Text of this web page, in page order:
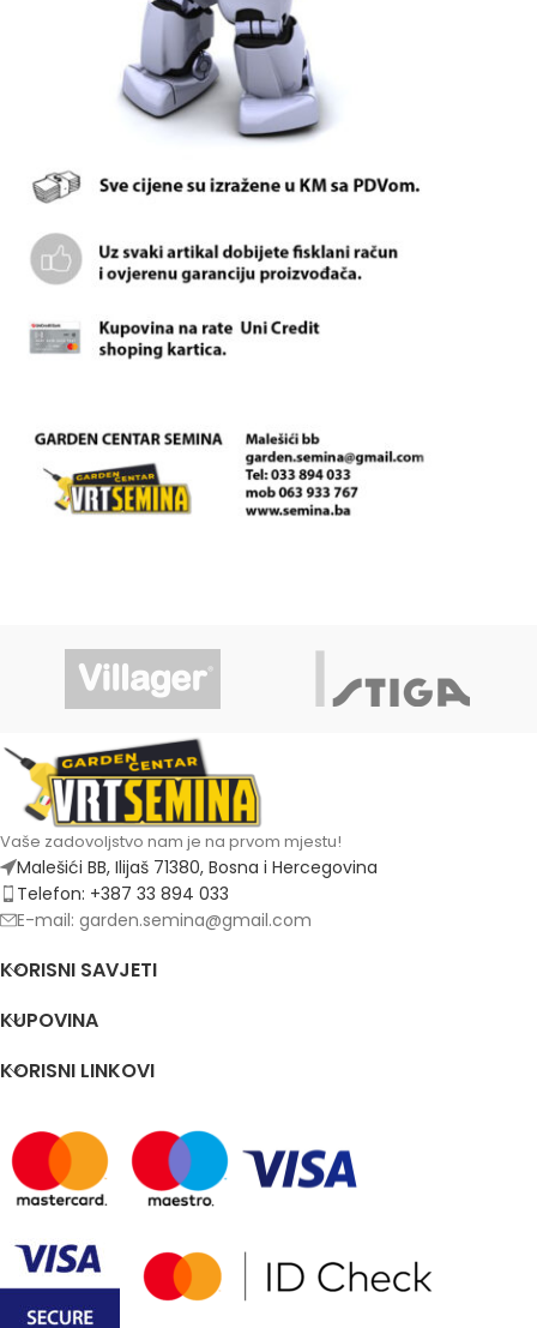
Vaše zadovoljstvo nam je na prvom mjestu!
Malešići BB, Ilijaš 71380, Bosna i Hercegovina
Telefon: +387 33 894 033
E-mail: garden.semina@gmail.com
KORISNI SAVJETI
KUPOVINA
KORISNI LINKOVI